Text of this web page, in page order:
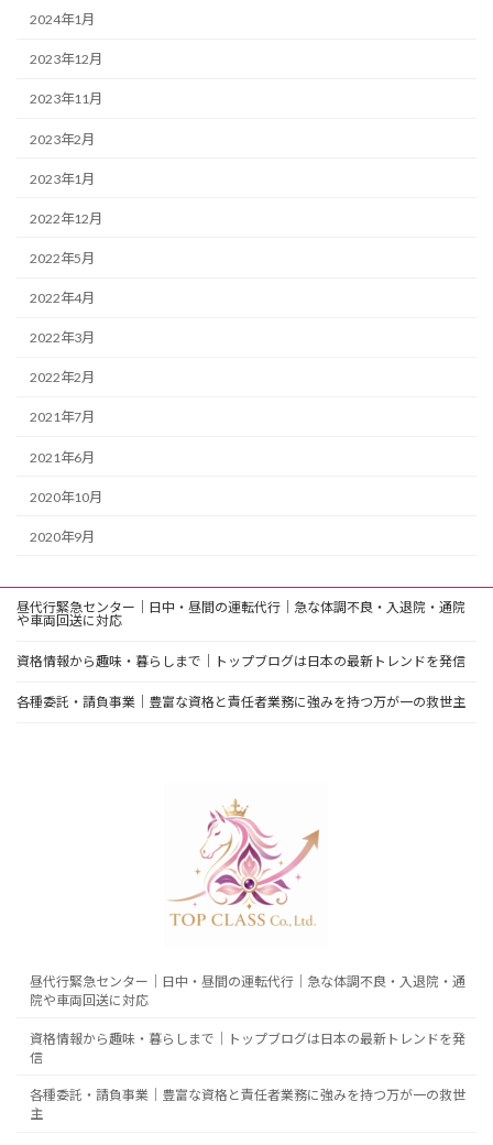
2024年1月
2023年12月
2023年11月
2023年2月
2023年1月
2022年12月
2022年5月
2022年4月
2022年3月
2022年2月
2021年7月
2021年6月
2020年10月
2020年9月
昼代行緊急センター｜日中・昼間の運転代行｜急な体調不良・入退院・通院
や車両回送に対応
資格情報から趣味・暮らしまで｜トップブログは日本の最新トレンドを発信
各種委託・請負事業｜豊富な資格と責任者業務に強みを持つ万が一の救世主
昼代行緊急センター｜日中・昼間の運転代行｜急な体調不良・入退院・通
院や車両回送に対応
資格情報から趣味・暮らしまで｜トップブログは日本の最新トレンドを発
信
各種委託・請負事業｜豊富な資格と責任者業務に強みを持つ万が一の救世
主